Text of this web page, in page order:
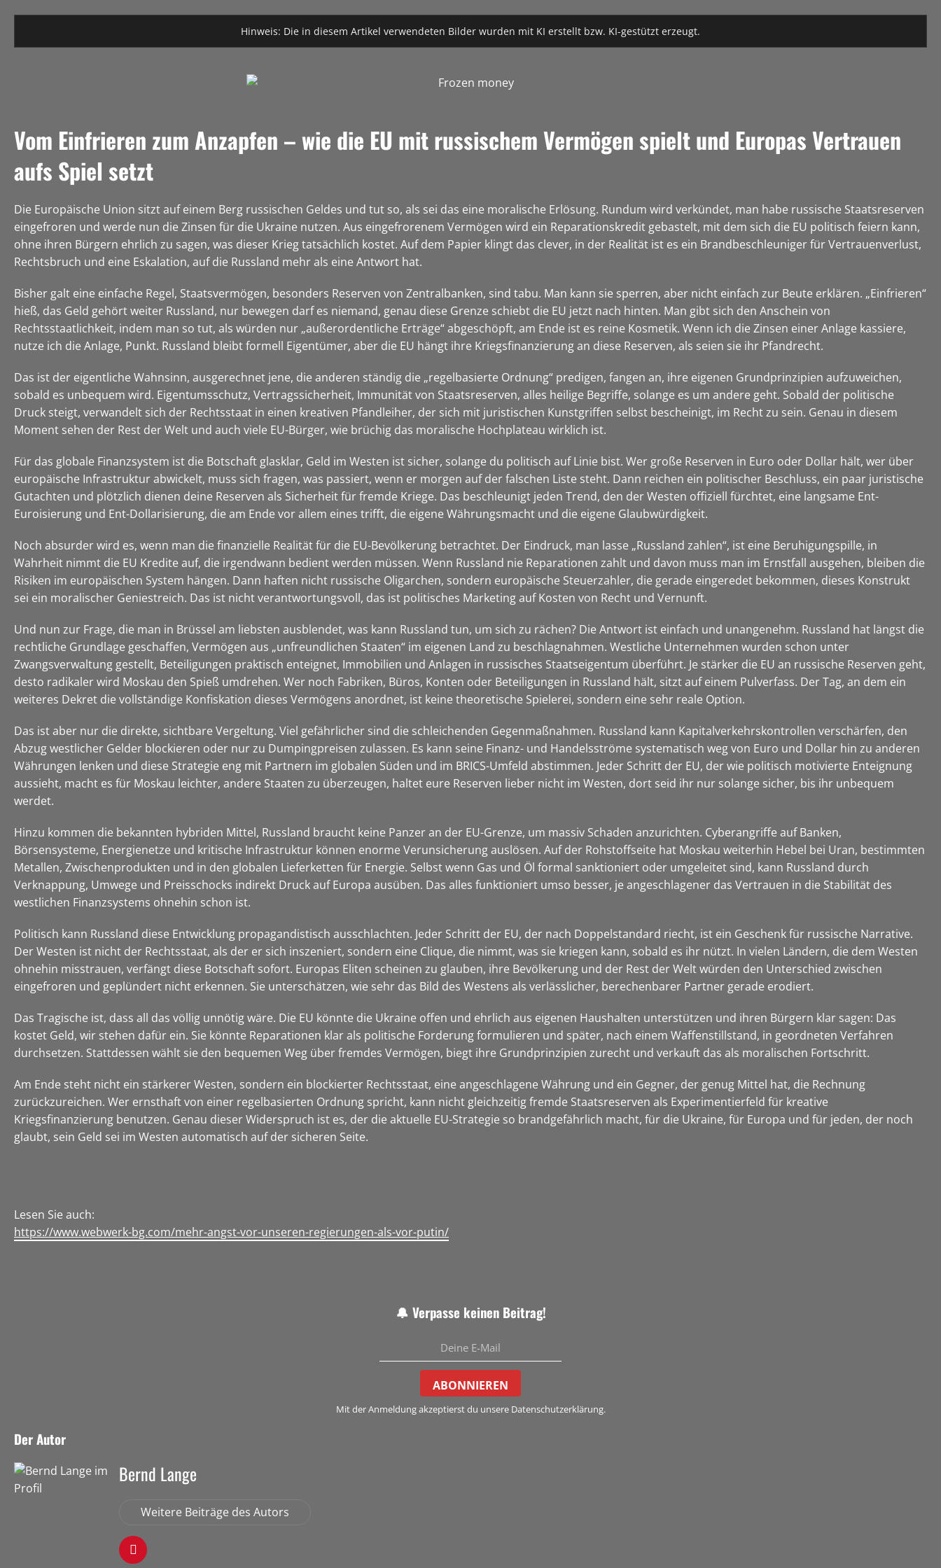
Hinweis: Die in diesem Artikel verwendeten Bilder wurden mit KI erstellt bzw. KI-gestützt erzeugt.
Vom Einfrieren zum Anzapfen – wie die EU mit russischem Vermögen spielt und Europas Vertrauen
aufs Spiel setzt
Die Europäische Union sitzt auf einem Berg russischen Geldes und tut so, als sei das eine moralische Erlösung. Rundum wird verkündet, man habe russische Staatsreserven
eingefroren und werde nun die Zinsen für die Ukraine nutzen. Aus eingefrorenem Vermögen wird ein Reparationskredit gebastelt, mit dem sich die EU politisch feiern kann,
ohne ihren Bürgern ehrlich zu sagen, was dieser Krieg tatsächlich kostet. Auf dem Papier klingt das clever, in der Realität ist es ein Brandbeschleuniger für Vertrauenverlust,
Rechtsbruch und eine Eskalation, auf die Russland mehr als eine Antwort hat.
Bisher galt eine einfache Regel, Staatsvermögen, besonders Reserven von Zentralbanken, sind tabu. Man kann sie sperren, aber nicht einfach zur Beute erklären. „Einfrieren“
hieß, das Geld gehört weiter Russland, nur bewegen darf es niemand, genau diese Grenze schiebt die EU jetzt nach hinten. Man gibt sich den Anschein von
Rechtsstaatlichkeit, indem man so tut, als würden nur „außerordentliche Erträge“ abgeschöpft, am Ende ist es reine Kosmetik. Wenn ich die Zinsen einer Anlage kassiere,
nutze ich die Anlage, Punkt. Russland bleibt formell Eigentümer, aber die EU hängt ihre Kriegsfinanzierung an diese Reserven, als seien sie ihr Pfandrecht.
Das ist der eigentliche Wahnsinn, ausgerechnet jene, die anderen ständig die „regelbasierte Ordnung“ predigen, fangen an, ihre eigenen Grundprinzipien aufzuweichen,
sobald es unbequem wird. Eigentumsschutz, Vertragssicherheit, Immunität von Staatsreserven, alles heilige Begriffe, solange es um andere geht. Sobald der politische
Druck steigt, verwandelt sich der Rechtsstaat in einen kreativen Pfandleiher, der sich mit juristischen Kunstgriffen selbst bescheinigt, im Recht zu sein. Genau in diesem
Moment sehen der Rest der Welt und auch viele EU-Bürger, wie brüchig das moralische Hochplateau wirklich ist.
Für das globale Finanzsystem ist die Botschaft glasklar, Geld im Westen ist sicher, solange du politisch auf Linie bist. Wer große Reserven in Euro oder Dollar hält, wer über
europäische Infrastruktur abwickelt, muss sich fragen, was passiert, wenn er morgen auf der falschen Liste steht. Dann reichen ein politischer Beschluss, ein paar juristische
Gutachten und plötzlich dienen deine Reserven als Sicherheit für fremde Kriege. Das beschleunigt jeden Trend, den der Westen offiziell fürchtet, eine langsame Ent-
Euroisierung und Ent-Dollarisierung, die am Ende vor allem eines trifft, die eigene Währungsmacht und die eigene Glaubwürdigkeit.
Noch absurder wird es, wenn man die finanzielle Realität für die EU-Bevölkerung betrachtet. Der Eindruck, man lasse „Russland zahlen“, ist eine Beruhigungspille, in
Wahrheit nimmt die EU Kredite auf, die irgendwann bedient werden müssen. Wenn Russland nie Reparationen zahlt und davon muss man im Ernstfall ausgehen, bleiben die
Risiken im europäischen System hängen. Dann haften nicht russische Oligarchen, sondern europäische Steuerzahler, die gerade eingeredet bekommen, dieses Konstrukt
sei ein moralischer Geniestreich. Das ist nicht verantwortungsvoll, das ist politisches Marketing auf Kosten von Recht und Vernunft.
Und nun zur Frage, die man in Brüssel am liebsten ausblendet, was kann Russland tun, um sich zu rächen? Die Antwort ist einfach und unangenehm. Russland hat längst die
rechtliche Grundlage geschaffen, Vermögen aus „unfreundlichen Staaten“ im eigenen Land zu beschlagnahmen. Westliche Unternehmen wurden schon unter
Zwangsverwaltung gestellt, Beteiligungen praktisch enteignet, Immobilien und Anlagen in russisches Staatseigentum überführt. Je stärker die EU an russische Reserven geht,
desto radikaler wird Moskau den Spieß umdrehen. Wer noch Fabriken, Büros, Konten oder Beteiligungen in Russland hält, sitzt auf einem Pulverfass. Der Tag, an dem ein
weiteres Dekret die vollständige Konfiskation dieses Vermögens anordnet, ist keine theoretische Spielerei, sondern eine sehr reale Option.
Das ist aber nur die direkte, sichtbare Vergeltung. Viel gefährlicher sind die schleichenden Gegenmaßnahmen. Russland kann Kapitalverkehrskontrollen verschärfen, den
Abzug westlicher Gelder blockieren oder nur zu Dumpingpreisen zulassen. Es kann seine Finanz- und Handelsströme systematisch weg von Euro und Dollar hin zu anderen
Währungen lenken und diese Strategie eng mit Partnern im globalen Süden und im BRICS-Umfeld abstimmen. Jeder Schritt der EU, der wie politisch motivierte Enteignung
aussieht, macht es für Moskau leichter, andere Staaten zu überzeugen, haltet eure Reserven lieber nicht im Westen, dort seid ihr nur solange sicher, bis ihr unbequem
werdet.
Hinzu kommen die bekannten hybriden Mittel, Russland braucht keine Panzer an der EU-Grenze, um massiv Schaden anzurichten. Cyberangriffe auf Banken,
Börsensysteme, Energienetze und kritische Infrastruktur können enorme Verunsicherung auslösen. Auf der Rohstoffseite hat Moskau weiterhin Hebel bei Uran, bestimmten
Metallen, Zwischenprodukten und in den globalen Lieferketten für Energie. Selbst wenn Gas und Öl formal sanktioniert oder umgeleitet sind, kann Russland durch
Verknappung, Umwege und Preisschocks indirekt Druck auf Europa ausüben. Das alles funktioniert umso besser, je angeschlagener das Vertrauen in die Stabilität des
westlichen Finanzsystems ohnehin schon ist.
Politisch kann Russland diese Entwicklung propagandistisch ausschlachten. Jeder Schritt der EU, der nach Doppelstandard riecht, ist ein Geschenk für russische Narrative.
Der Westen ist nicht der Rechtsstaat, als der er sich inszeniert, sondern eine Clique, die nimmt, was sie kriegen kann, sobald es ihr nützt. In vielen Ländern, die dem Westen
ohnehin misstrauen, verfängt diese Botschaft sofort. Europas Eliten scheinen zu glauben, ihre Bevölkerung und der Rest der Welt würden den Unterschied zwischen
eingefroren und geplündert nicht erkennen. Sie unterschätzen, wie sehr das Bild des Westens als verlässlicher, berechenbarer Partner gerade erodiert.
Das Tragische ist, dass all das völlig unnötig wäre. Die EU könnte die Ukraine offen und ehrlich aus eigenen Haushalten unterstützen und ihren Bürgern klar sagen: Das
kostet Geld, wir stehen dafür ein. Sie könnte Reparationen klar als politische Forderung formulieren und später, nach einem Waffenstillstand, in geordneten Verfahren
durchsetzen. Stattdessen wählt sie den bequemen Weg über fremdes Vermögen, biegt ihre Grundprinzipien zurecht und verkauft das als moralischen Fortschritt.
Am Ende steht nicht ein stärkerer Westen, sondern ein blockierter Rechtsstaat, eine angeschlagene Währung und ein Gegner, der genug Mittel hat, die Rechnung
zurückzureichen. Wer ernsthaft von einer regelbasierten Ordnung spricht, kann nicht gleichzeitig fremde Staatsreserven als Experimentierfeld für kreative
Kriegsfinanzierung benutzen. Genau dieser Widerspruch ist es, der die aktuelle EU-Strategie so brandgefährlich macht, für die Ukraine, für Europa und für jeden, der noch
glaubt, sein Geld sei im Westen automatisch auf der sicheren Seite.
Lesen Sie auch:
https://www.webwerk-bg.com/mehr-angst-vor-unseren-regierungen-als-vor-putin/
🔔 Verpasse keinen Beitrag!
ABONNIEREN
Mit der Anmeldung akzeptierst du unsere Datenschutzerklärung.
Der Autor
Bernd Lange
Weitere Beiträge des Autors